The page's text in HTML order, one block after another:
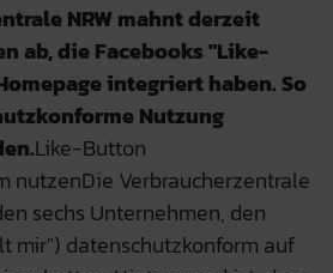
NRW mahnt derzeit
ab, die Facebooks "Like-
integriert haben. So
Nutzung
Like-Button
nutzenDie Verbraucherzentrale
sechs Unternehmen, den
mir") datenschutzkonform auf